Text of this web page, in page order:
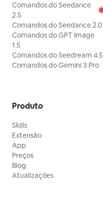
Comandos do Seedance
2.5
Comandos do Seedance 2.0
Comandos do GPT Image
1.5
Comandos do Seedream 4.5
Comandos do Gemini 3 Pro
Produto
Skills
Extensão
App
Preços
Blog
Atualizações